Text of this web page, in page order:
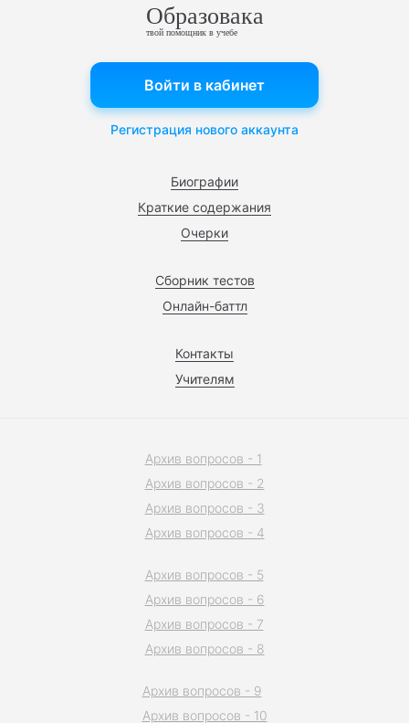
Образовака
твой помощник в учебе
Биографии
Краткие содержания
Очерки
Сборник тестов
Онлайн-баттл
Контакты
Учителям
Войти в кабинет
Регистрация нового аккаунта
Архив вопросов - 1
Архив вопросов - 2
Архив вопросов - 3
Архив вопросов - 4
Архив вопросов - 5
Архив вопросов - 6
Архив вопросов - 7
Архив вопросов - 8
Архив вопросов - 9
Архив вопросов - 10